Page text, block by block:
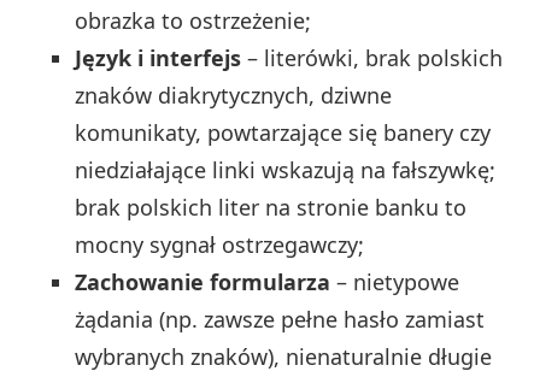
obrazka to ostrzeżenie;
Język i interfejs – literówki, brak polskich
znaków diakrytycznych, dziwne
komunikaty, powtarzające się banery czy
niedziałające linki wskazują na fałszywkę;
brak polskich liter na stronie banku to
mocny sygnał ostrzegawczy;
Zachowanie formularza – nietypowe
żądania (np. zawsze pełne hasło zamiast
wybranych znaków), nienaturalnie długie